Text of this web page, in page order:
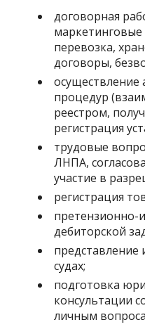
договорная
маркетинговые
перевозка,
договоры,
процедур
реестром,
регистрация
трудовые
ЛНПА,
участие в
регистрация
претензионно-
дебиторской
представление
судах;
подготовка
консультации
личным